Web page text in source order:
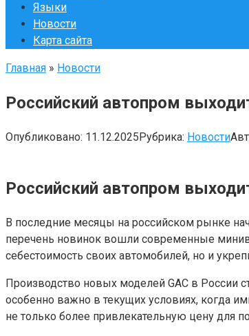
Языки
Новости
Карта сайта
Главная » Новости
Российский автопром
Опубликовано: 11.12.2025Рубрика: Новости
Российский автопром
В последние месяцы на российском рынке
перечень новинок вошли современные
себестоимость своих автомобилей, но и
Производство новых моделей GAC в России
особенно важно в текущих условиях, когда
не только более привлекательную цену для